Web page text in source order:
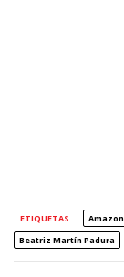
ETIQUETAS Amazon
Beatriz Martín Padura